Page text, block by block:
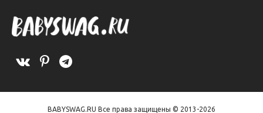
BABYSWAG.RU Все права защищены © 2013-2026